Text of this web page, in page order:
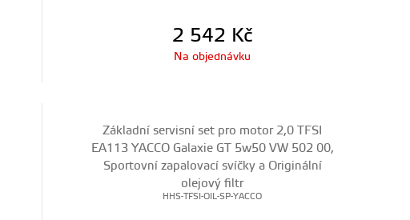
2 542 Kč
Na objednávku
Základní servisní set pro motor 2,0 TFSI
EA113 YACCO Galaxie GT 5w50 VW 502 00,
Sportovní zapalovací svíčky a Originální
olejový filtr
HHS-TFSI-OIL-SP-YACCO